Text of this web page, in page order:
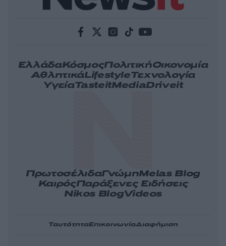
ΕλλάδαΚόσμοςΠολιτικήΟικονομία
ΑθλητικάLifestyleΤεχνολογία
ΥγείαTasteitMediaDriveit
ΠρωτοσέλιδαΓνώμηMelas Blog
ΚαιρόςΠαράξενες Ειδήσεις
Nikos BlogVideos
ΤαυτότηταΕπικοινωνίαΔιαφήμιση